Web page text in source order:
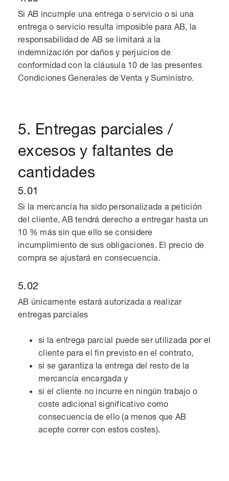
Si AB incumple una entrega o servicio o si una
entrega o servicio resulta imposible para AB, la
responsabilidad de AB se limitará a la
indemnización por daños y perjuicios de
conformidad con la cláusula 10 de las presentes
Condiciones Generales de Venta y Suministro.
5. Entregas parciales /
excesos y faltantes de
cantidades
5.01
Si la mercancía ha sido personalizada a petición
del cliente, AB tendrá derecho a entregar hasta un
10 % más sin que ello se considere
incumplimiento de sus obligaciones. El precio de
compra se ajustará en consecuencia.
5.02
AB únicamente estará autorizada a realizar
entregas parciales
si la entrega parcial puede ser utilizada por el
cliente para el fin previsto en el contrato,
si se garantiza la entrega del resto de la
mercancía encargada y
si el cliente no incurre en ningún trabajo o
coste adicional significativo como
consecuencia de ello (a menos que AB
acepte correr con estos costes).